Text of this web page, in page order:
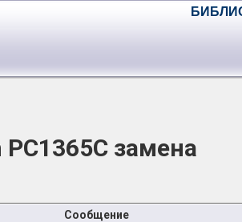
PC1365C замена
Сообщение